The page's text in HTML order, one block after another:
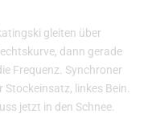
gleiten über
dann gerade
Frequenz. Synchroner
linkes Bein.
jetzt in den Schnee.